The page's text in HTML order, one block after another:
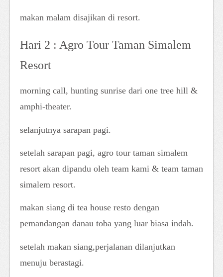
makan malam disajikan di resort.
Hari 2 : Agro Tour Taman Simalem
Resort
morning call, hunting sunrise dari one tree hill &
amphi-theater.
selanjutnya sarapan pagi.
setelah sarapan pagi, agro tour taman simalem
resort akan dipandu oleh team kami & team taman
simalem resort.
makan siang di tea house resto dengan
pemandangan danau toba yang luar biasa indah.
setelah makan siang,perjalanan dilanjutkan
menuju berastagi.